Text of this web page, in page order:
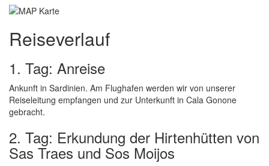
Reiseverlauf
1. Tag: Anreise
Ankunft in Sardinien. Am Flughafen werden wir von unserer
Reiseleitung empfangen und zur Unterkunft in Cala Gonone
gebracht.
2. Tag: Erkundung der Hirtenhütten von
Sas Traes und Sos Moijos